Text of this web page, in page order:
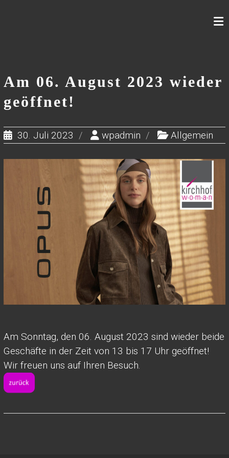
Am 06. August 2023 wieder
geöffnet!
30. Juli 2023 wpadmin Allgemein
Am Sonntag, den 06. August 2023 sind wieder beide
Geschäfte in der Zeit von 13 bis 17 Uhr geöffnet!
Wir freuen uns auf Ihren Besuch.